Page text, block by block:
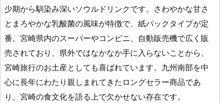
少期から馴染み深いソウルドリンクです。さわやかな甘さ
とまろやかな乳酸菌の風味が特徴で、紙パックタイプが定
番。宮崎県内のスーパーやコンビニ、自動販売機で広く販
売されており、県外ではなかなか手に入らないことから、
宮崎旅行のお土産としても喜ばれています。九州南部を中
心に長年にわたり親しまれてきたロングセラー商品であ
り、宮崎の食文化を語る上で欠かせない存在です。